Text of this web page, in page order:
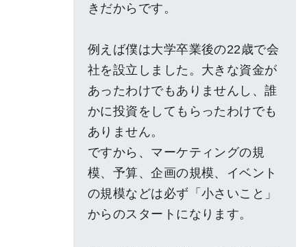
きだからです。
例えば僕は大学卒業後の22歳で会
社を設立しました。大きな資金が
あったわけでもありませんし、誰
かに投資をしてもらったわけでも
ありません。
ですから、マーケティングの規
模、予算、企画の規模、イベント
の規模などは必ず「小さいこと」
からのスタートになります。